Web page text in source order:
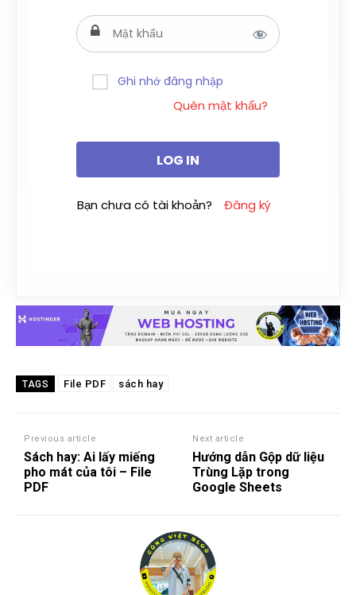
Ghi nhớ đăng nhập
Quên mật khẩu?
Bạn chưa có tài khoản? Đăng ký
TAGS File PDF sách hay
Previous article
Sách hay: Ai lấy miếng
pho mát của tôi – File
PDF
Next article
Hướng dẫn Gộp dữ liệu
Trùng Lặp trong
Google Sheets